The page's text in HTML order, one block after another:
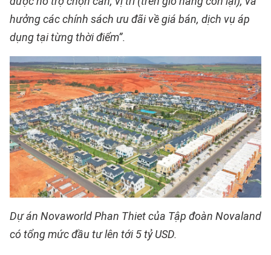
hưởng các chính sách ưu đãi về giá bán, dịch vụ áp
dụng tại từng thời điểm”.
Dự án Novaworld Phan Thiet của Tập đoàn Novaland
có tổng mức đầu tư lên tới 5 tỷ USD.